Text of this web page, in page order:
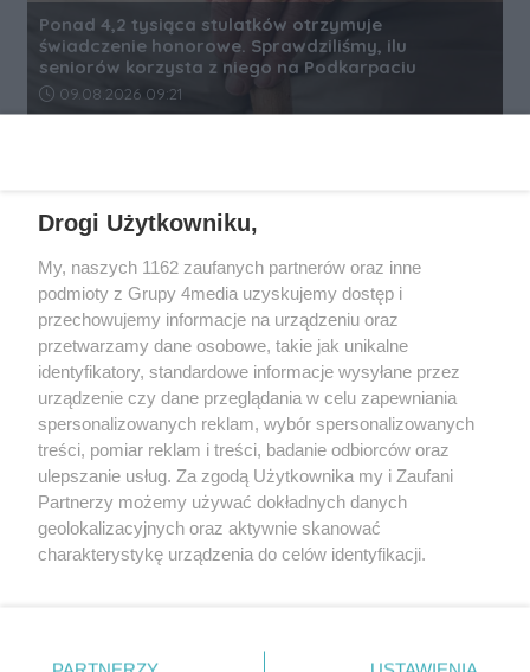
Ponad 4,2 tysiąca stulatków otrzymuje
świadczenie honorowe. Sprawdziliśmy, ilu
seniorów korzysta z niego na Podkarpaciu
Data dodania artykułu:
09.08.2026 09:21
Wydawcą rzeszow-info.pljest:
FUNDACJA MEDIÓW NIEZALEŻNYCH LIBERTAS
ul. Kopernika 10, 35-002 Rzeszów
e-mail:redakcja@rzeszow-info.pl
Zasady dodawania i publikacji komentarzy
Drogi Użytkowniku,
My, naszych 1162 zaufanych partnerów oraz inne
podmioty z Grupy 4media uzyskujemy dostęp i
przechowujemy informacje na urządzeniu oraz
przetwarzamy dane osobowe, takie jak unikalne
identyfikatory, standardowe informacje wysyłane przez
urządzenie czy dane przeglądania w celu zapewniania
spersonalizowanych reklam, wybór spersonalizowanych
treści, pomiar reklam i treści, badanie odbiorców oraz
ulepszanie usług. Za zgodą Użytkownika my i Zaufani
Partnerzy możemy używać dokładnych danych
geolokalizacyjnych oraz aktywnie skanować
charakterystykę urządzenia do celów identyfikacji.
zmienić/wycofać klikając przycisk ustawień prywatności